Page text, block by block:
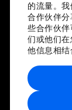
的流量。
合作伙伴
些合作伙
们或他们
他信息相结